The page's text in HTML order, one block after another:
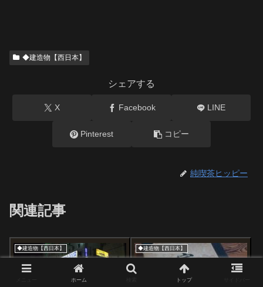
◆建造物【西日本】
シェアする
X Facebook LINE
Pinterest コピー
純喫茶ヒッピー
関連記事
◆建造物【西日本】 ◆建造物【西日本】
ホーム トップ